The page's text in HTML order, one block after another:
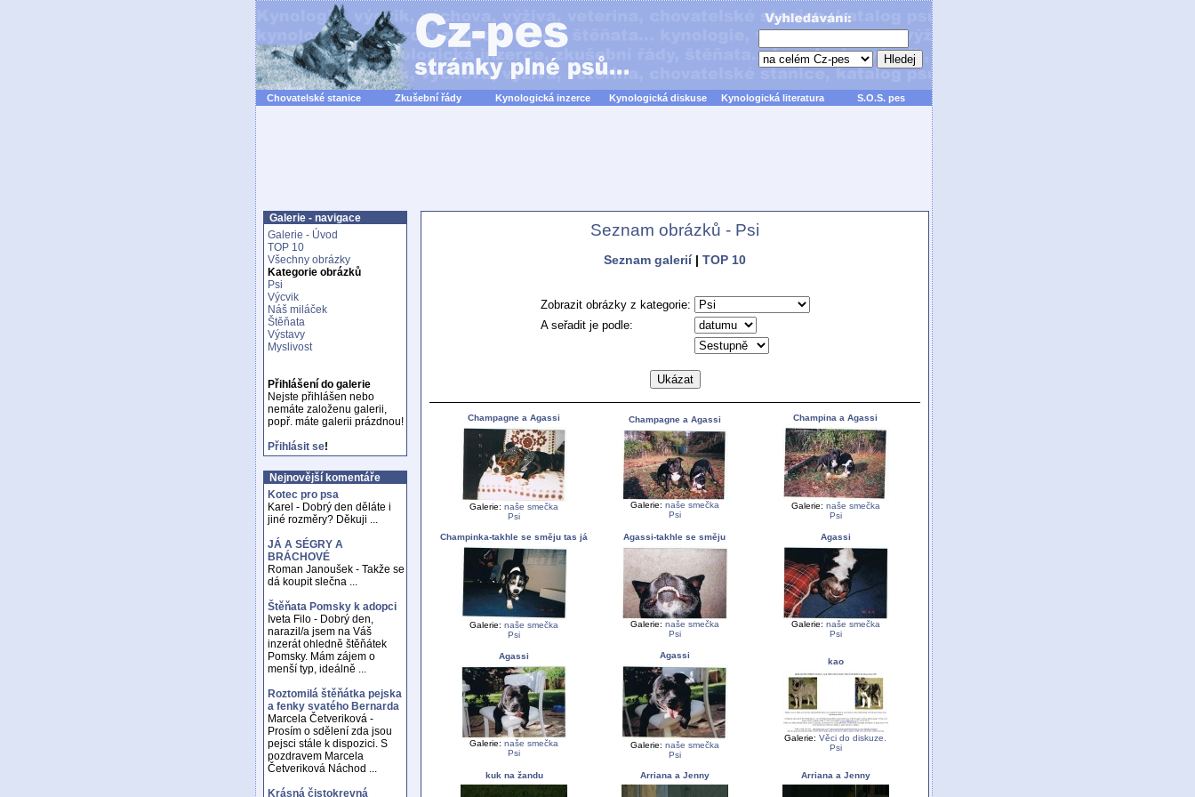
Chovatelské stanice Zkušební řády Kynologická inzerce Kynologická diskuse Kynologická literatura S.O.S. pes
Galerie - navigace
Galerie - Úvod
TOP 10
Všechny obrázky
Kategorie obrázků
Psi
Výcvik
Náš miláček
Štěňata
Výstavy
Myslivost
Přihlášení do galerie
Nejste přihlášen nebo
nemáte založenu galerii,
popř. máte galerii prázdnou!
Přihlásit se!
Nejnovější komentáře
Kotec pro psa
Karel - Dobrý den děláte i
jiné rozměry? Děkuji ...
JÁ A SÉGRY A
BRÁCHOVÉ
Roman Janoušek - Takže se
dá koupit slečna ...
Štěňata Pomsky k adopci
Iveta Filo - Dobrý den,
narazil/a jsem na Váš
inzerát ohledně štěňátek
Pomsky. Mám zájem o
menší typ, ideálně ...
Roztomilá štěňátka pejska
a fenky svatého Bernarda
Marcela Četveriková -
Prosím o sdělení zda jsou
pejsci stále k dispozici. S
pozdravem Marcela
Četveriková Náchod ...
Krásná čistokrevná
Seznam obrázků - Psi
Seznam galerií| TOP 10
Zobrazit obrázky z kategorie:
A seřadit je podle:
Champagne a Agassi
Galerie: naše smečka
Psi
Champagne a Agassi
Galerie: naše smečka
Psi
Champina a Agassi
Galerie: naše smečka
Psi
Champinka-takhle se směju tas já
Galerie: naše smečka
Psi
Agassi-takhle se směju
Galerie: naše smečka
Psi
Agassi
Galerie: naše smečka
Psi
Agassi
Galerie: naše smečka
Psi
Agassi
Galerie: naše smečka
Psi
kao
Galerie: Věci do diskuze.
Psi
kuk na žandu Arriana a Jenny Arriana a Jenny